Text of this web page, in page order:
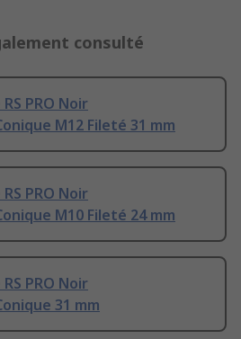
consulté
PRO Noir
M12 Fileté 31 mm
PRO Noir
M10 Fileté 24 mm
PRO Noir
31 mm